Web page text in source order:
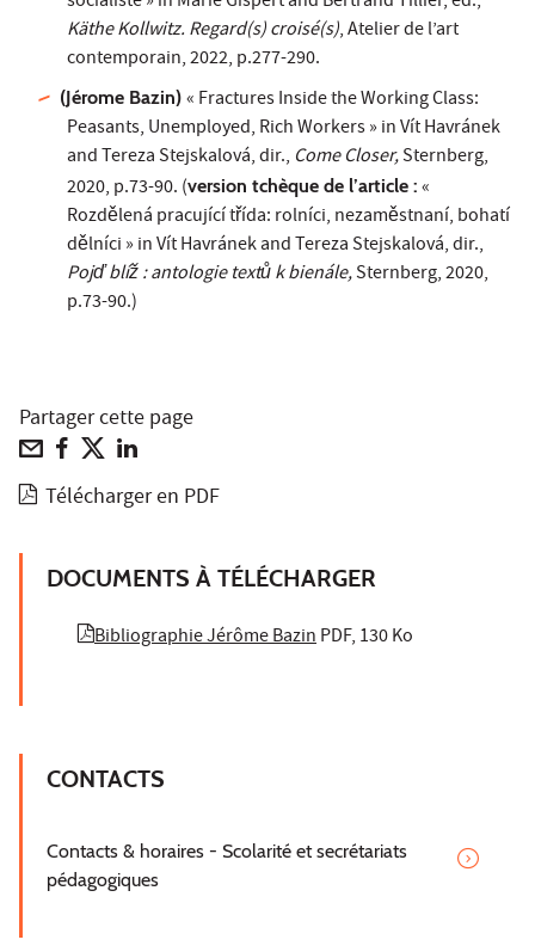
Käthe Kollwitz. Regard(s) croisé(s), Atelier de l’art
contemporain, 2022, p.277-290.
(Jérome Bazin)« Fractures Inside the Working Class:
Peasants, Unemployed, Rich Workers » in Vít Havránek
and Tereza Stejskalová, dir., Come Closer,Sternberg,
2020, p.73-90. (version tchèque de l’article : «
Rozdělená pracující třída: rolníci, nezaměstnaní, bohatí
dělníci » in Vít Havránek and Tereza Stejskalová, dir.,
Pojď blíž : antologie textů k bienále,Sternberg, 2020,
p.73-90.)
Partager cette page
Télécharger en PDF
DOCUMENTS À TÉLÉCHARGER
Bibliographie Jérôme BazinPDF, 130 Ko
CONTACTS
Contacts & horaires - Scolarité et secrétariats
pédagogiques